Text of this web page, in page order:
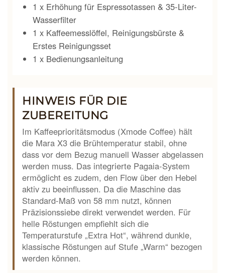
1 x Erhöhung für Espressotassen & 35-Liter-
Wasserfilter
1 x Kaffeemesslöffel, Reinigungsbürste &
Erstes Reinigungsset
1 x Bedienungsanleitung
HINWEIS FÜR DIE
ZUBEREITUNG
Im Kaffeeprioritätsmodus (Xmode Coffee) hält
die Mara X3 die Brühtemperatur stabil, ohne
dass vor dem Bezug manuell Wasser abgelassen
werden muss. Das integrierte Pagaia-System
ermöglicht es zudem, den Flow über den Hebel
aktiv zu beeinflussen. Da die Maschine das
Standard-Maß von 58 mm nutzt, können
Präzisionssiebe direkt verwendet werden. Für
helle Röstungen empfiehlt sich die
Temperaturstufe „Extra Hot“, während dunkle,
klassische Röstungen auf Stufe „Warm“ bezogen
werden können.